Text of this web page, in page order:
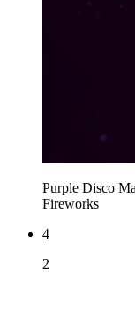
Purple Disco
Fireworks
4
2